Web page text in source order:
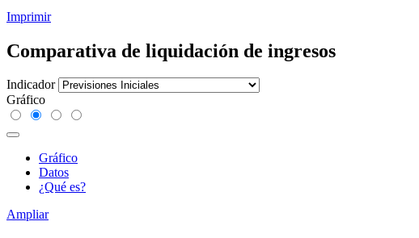
Imprimir
Comparativa de liquidación de ingresos
Indicador
Gráfico
Gráfico
Datos
¿Qué es?
Ampliar